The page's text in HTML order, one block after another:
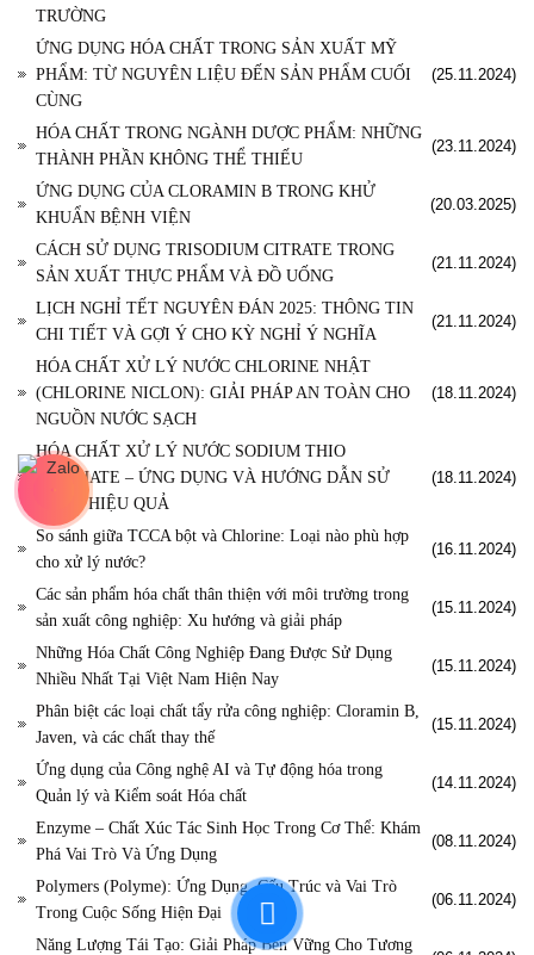
TRƯỜNG
ỨNG DỤNG HÓA CHẤT TRONG SẢN XUẤT MỸ
PHẨM: TỪ NGUYÊN LIỆU ĐẾN SẢN PHẨM CUỐI
CÙNG
(25.11.2024)
HÓA CHẤT TRONG NGÀNH DƯỢC PHẨM: NHỮNG
THÀNH PHẦN KHÔNG THỂ THIẾU
(23.11.2024)
ỨNG DỤNG CỦA CLORAMIN B TRONG KHỬ
KHUẨN BỆNH VIỆN
(20.03.2025)
CÁCH SỬ DỤNG TRISODIUM CITRATE TRONG
SẢN XUẤT THỰC PHẨM VÀ ĐỒ UỐNG
(21.11.2024)
LỊCH NGHỈ TẾT NGUYÊN ĐÁN 2025: THÔNG TIN
CHI TIẾT VÀ GỢI Ý CHO KỲ NGHỈ Ý NGHĨA
(21.11.2024)
HÓA CHẤT XỬ LÝ NƯỚC CHLORINE NHẬT
(CHLORINE NICLON): GIẢI PHÁP AN TOÀN CHO
NGUỒN NƯỚC SẠCH
(18.11.2024)
HÓA CHẤT XỬ LÝ NƯỚC SODIUM THIO
SULPHATE – ỨNG DỤNG VÀ HƯỚNG DẪN SỬ
DỤNG HIỆU QUẢ
(18.11.2024)
So sánh giữa TCCA bột và Chlorine: Loại nào phù hợp
cho xử lý nước?
(16.11.2024)
Các sản phẩm hóa chất thân thiện với môi trường trong
sản xuất công nghiệp: Xu hướng và giải pháp
(15.11.2024)
Những Hóa Chất Công Nghiệp Đang Được Sử Dụng
Nhiều Nhất Tại Việt Nam Hiện Nay
(15.11.2024)
Phân biệt các loại chất tẩy rửa công nghiệp: Cloramin B,
Javen, và các chất thay thế
(15.11.2024)
Ứng dụng của Công nghệ AI và Tự động hóa trong
Quản lý và Kiểm soát Hóa chất
(14.11.2024)
Enzyme – Chất Xúc Tác Sinh Học Trong Cơ Thể: Khám
Phá Vai Trò Và Ứng Dụng
(08.11.2024)
Polymers (Polyme): Ứng Dụng, Cấu Trúc và Vai Trò
Trong Cuộc Sống Hiện Đại
(06.11.2024)
Năng Lượng Tái Tạo: Giải Pháp Bền Vững Cho Tương